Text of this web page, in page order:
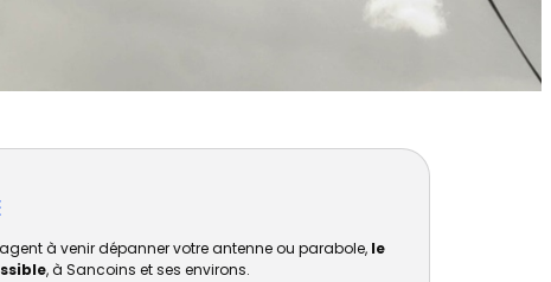
à venir dépanner votre antenne ou parabole, le
, à Sancoins et ses environs.